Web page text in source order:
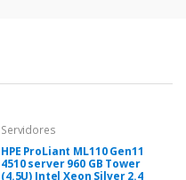
Servidores
HPE ProLiant ML110 Gen11
4510 server 960 GB Tower
(4.5U) Intel Xeon Silver 2.4